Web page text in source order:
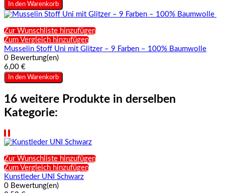
In den Warenkorb
Zur Wunschliste hinzufügen
Zum Vergleich hinzufügen
Musselin Stoff Uni mit Glitzer – 9 Farben – 100% Baumwolle
0 Bewertung(en)
6,00 €
In den Warenkorb
16 weitere Produkte in derselben
Kategorie:
Zur Wunschliste hinzufügen
Zum Vergleich hinzufügen
Kunstleder UNI Schwarz
0 Bewertung(en)